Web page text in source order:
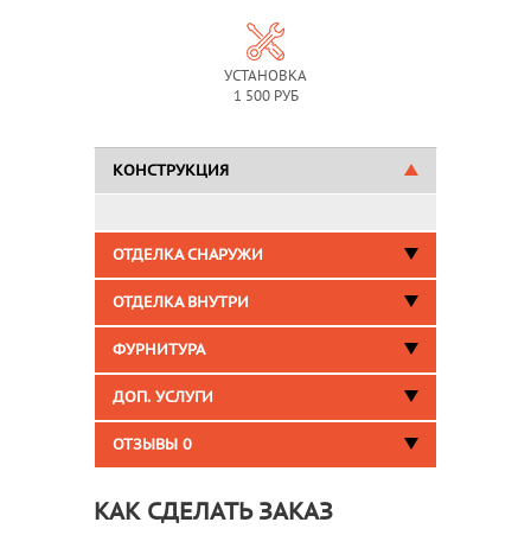
УСТАНОВКА
1 500 РУБ
КОНСТРУКЦИЯ
ОТДЕЛКА СНАРУЖИ
ОТДЕЛКА ВНУТРИ
ФУРНИТУРА
ДОП. УСЛУГИ
ОТЗЫВЫ 0
КАК СДЕЛАТЬ ЗАКАЗ